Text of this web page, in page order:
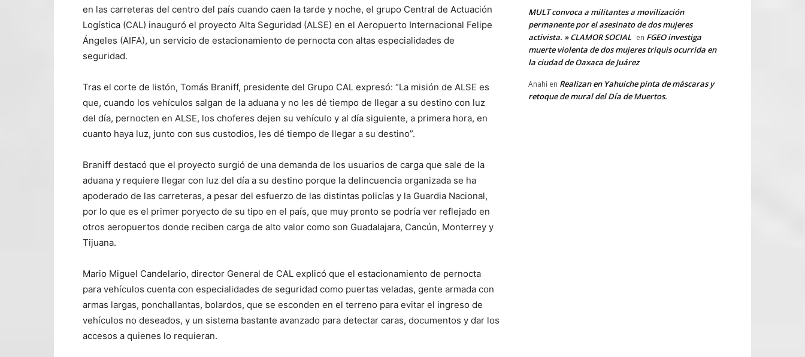
en las carreteras del centro del país cuando caen la tarde y noche, el grupo Central de Actuación
Logística (CAL) inauguró el proyecto Alta Seguridad (ALSE) en el Aeropuerto Internacional Felipe
Ángeles (AIFA), un servicio de estacionamiento de pernocta con altas especialidades de
seguridad.
Tras el corte de listón, Tomás Braniff, presidente del Grupo CAL expresó: “La misión de ALSE es
que, cuando los vehículos salgan de la aduana y no les dé tiempo de llegar a su destino con luz
del día, pernocten en ALSE, los choferes dejen su vehículo y al día siguiente, a primera hora, en
cuanto haya luz, junto con sus custodios, les dé tiempo de llegar a su destino”.
Braniff destacó que el proyecto surgió de una demanda de los usuarios de carga que sale de la
aduana y requiere llegar con luz del día a su destino porque la delincuencia organizada se ha
apoderado de las carreteras, a pesar del esfuerzo de las distintas policías y la Guardia Nacional,
por lo que es el primer poryecto de su tipo en el país, que muy pronto se podría ver reflejado en
otros aeropuertos donde reciben carga de alto valor como son Guadalajara, Cancún, Monterrey y
Tijuana.
Mario Miguel Candelario, director General de CAL explicó que el estacionamiento de pernocta
para vehículos cuenta con especialidades de seguridad como puertas veladas, gente armada con
armas largas, ponchallantas, bolardos, que se esconden en el terreno para evitar el ingreso de
vehículos no deseados, y un sistema bastante avanzado para detectar caras, documentos y dar los
accesos a quienes lo requieran.
MULT convoca a militantes a movilización
permanente por el asesinato de dos mujeres
activista. » CLAMOR SOCIAL en FGEO investiga
muerte violenta de dos mujeres triquis ocurrida en
la ciudad de Oaxaca de Juárez
Anahí en Realizan en Yahuiche pinta de máscaras y
retoque de mural del Día de Muertos.